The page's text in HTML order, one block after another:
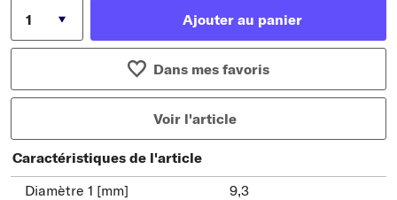
Ajouter au panier
Dans mes favoris
Voir l'article
Caractéristiques de l'article
Diamètre 1 [mm]
9,3